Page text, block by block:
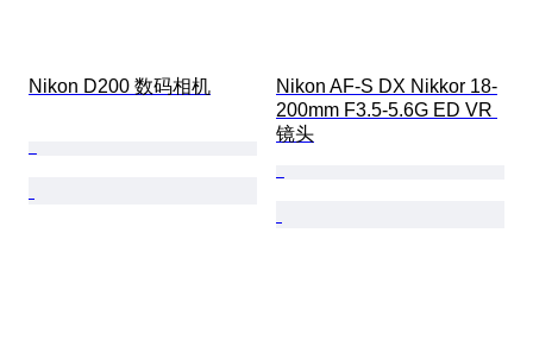
Nikon D200 数码相机
Nikon AF-S DX Nikkor 18-
200mm F3.5-5.6G ED VR
镜头